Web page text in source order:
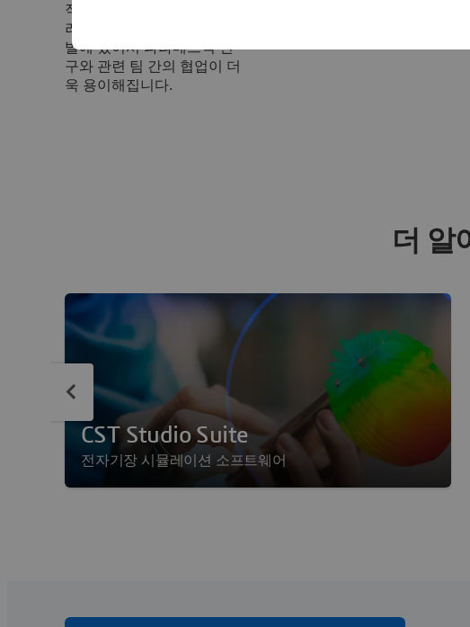
직접 사용할 수 있습니다. 이
러한 긴밀한 통합은 제품 개
발에 있어서 파라메트릭 연
구와 관련 팀 간의 협업이 더
욱 용이해집니다.
더 알
CST Studio Suite
전자기장 시뮬레이션 소프트웨어